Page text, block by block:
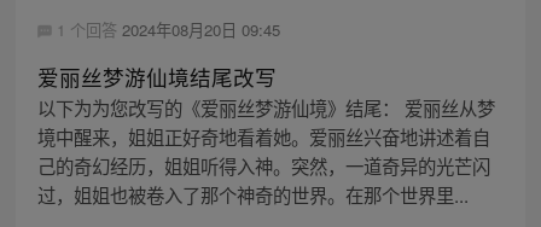
1 个回答 2024年08月20日 09:45
爱丽丝梦游仙境结尾改写
以下为为您改写的《爱丽丝梦游仙境》结尾： 爱丽丝从梦
境中醒来，姐姐正好奇地看着她。爱丽丝兴奋地讲述着自
己的奇幻经历，姐姐听得入神。突然，一道奇异的光芒闪
过，姐姐也被卷入了那个神奇的世界。在那个世界里...